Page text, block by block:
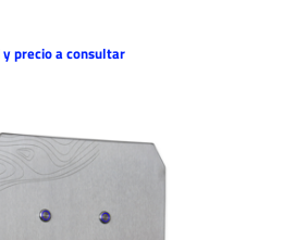
precio a consultar